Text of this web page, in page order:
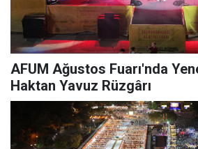
AFUM Ağustos Fuarı'nda
Haktan Yavuz Rüzgârı